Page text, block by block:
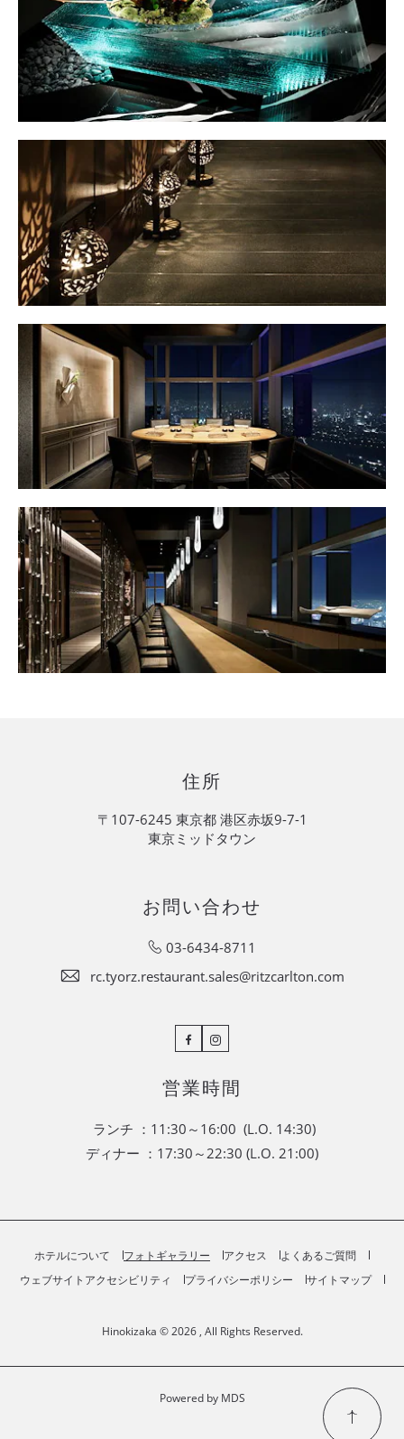
住所
〒107-6245 東京都 港区赤坂9-7-1
東京ミッドタウン
お問い合わせ
03-6434-8711
rc.tyorz.restaurant.sales@ritzcarlton.com
FacebookInstagram
営業時間
ランチ ：11:30～16:00 (L.O. 14:30)
ディナー ：17:30～22:30 (L.O. 21:00)
ホテルについて フォトギャラリー アクセス
よくあるご質問
ウェブサイトアクセシビリティ
プライバシーポリシー サイトマップ
Hinokizaka © 2026 , All Rights Reserved.
Powered by MDS